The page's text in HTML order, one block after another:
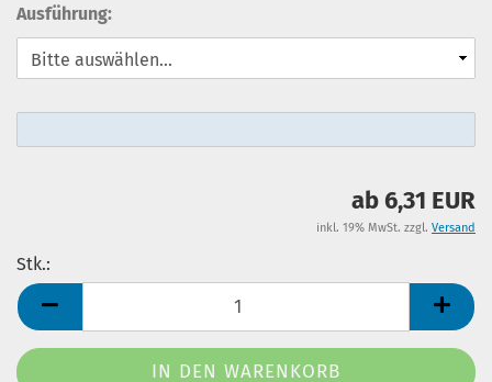
Ausführung:
ab 6,31 EUR
inkl. 19% MwSt. zzgl. Versand
Stk.:
Stk.